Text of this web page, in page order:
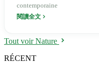
contemporaine
閱讀全文
Tout voir Nature
RÉCENT